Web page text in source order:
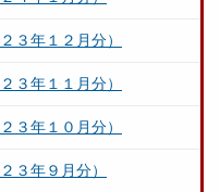
３年１２月分）
３年１１月分）
３年１０月分）
３年９月分）